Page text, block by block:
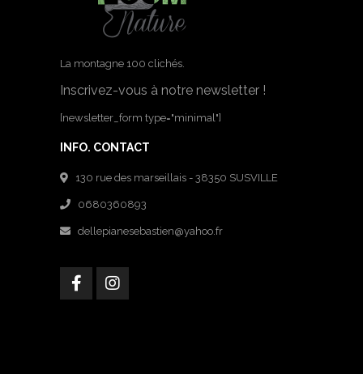
La montagne 100 clichés.
Inscrivez-vous à notre newsletter !
[newsletter_form type="minimal"]
INFO. CONTACT
130 rue des marseillais - 38350 SUSVILLE
0680360893
dellepianesebastien@yahoo.fr